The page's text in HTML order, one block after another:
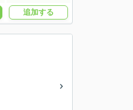
追加する